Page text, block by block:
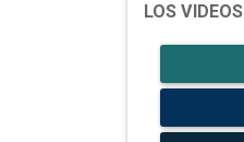
LOS VIDEOS